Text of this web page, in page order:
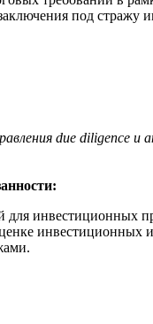
под стражу
due diligence и
для инвестиционных
инвестиционных